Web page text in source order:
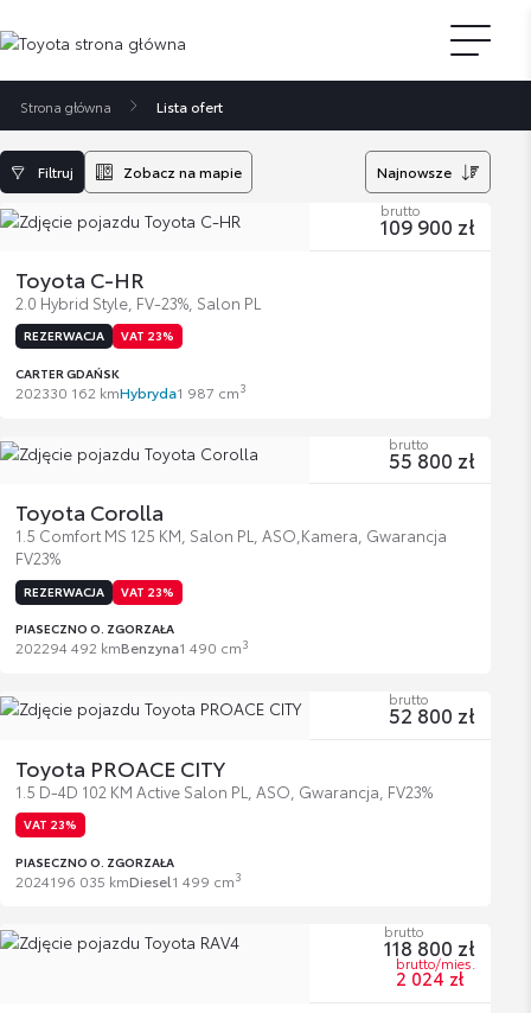
Strona główna Lista ofert
Filtruj Zobacz na mapie Najnowsze
Toyota C-HR
2.0 Hybrid Style, FV-23%, Salon PL
REZERWACJA VAT 23%
CARTER GDAŃSK
202330 162 kmHybryda1 987 cm3
brutto
109 900 zł
Toyota Corolla
1.5 Comfort MS 125 KM, Salon PL, ASO,Kamera, Gwarancja
FV23%
REZERWACJA VAT 23%
PIASECZNO O. ZGORZAŁA
202294 492 kmBenzyna1 490 cm3
brutto
55 800 zł
Toyota PROACE CITY
1.5 D-4D 102 KM Active Salon PL, ASO, Gwarancja, FV23%
VAT 23%
PIASECZNO O. ZGORZAŁA
2024196 035 kmDiesel1 499 cm3
brutto
52 800 zł
brutto
118 800 zł
brutto/mies.
2 024 zł